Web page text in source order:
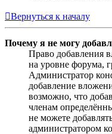
Вернуться к началу
Почему я не могу
Право добавления
на уровне форума,
Администратор
добавление
возможно, что
членам
не можете
администратором